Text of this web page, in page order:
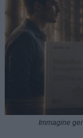
Immagine